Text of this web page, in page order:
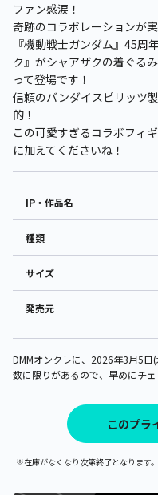
ファン感涙！
奇跡のコラボレーションが
『機動戦士ガンダム』45周
ク』がシャアザクの着ぐる
って登場です！
信頼のバンダイスピリッツ
的！
この可愛すぎるコラボフィ
に加えてくださいね！
IP・作品名
種類
サイズ
発売元
DMMオンクレに、2026年3月5日
数に限りがあるので、早めにチ
このプラ
※在庫がなくなり次第終了となります